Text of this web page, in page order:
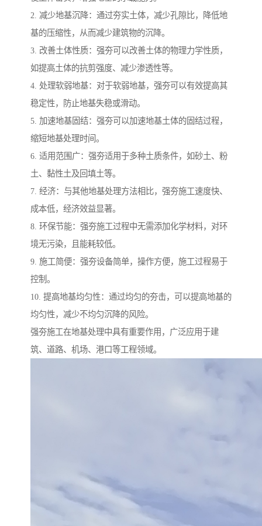
2. 减少地基沉降：通过夯实土体，减少孔隙比，降低地
基的压缩性，从而减少建筑物的沉降。
3. 改善土体性质：强夯可以改善土体的物理力学性质，
如提高土体的抗剪强度、减少渗透性等。
4. 处理软弱地基：对于软弱地基，强夯可以有效提高其
稳定性，防止地基失稳或滑动。
5. 加速地基固结：强夯可以加速地基土体的固结过程，
缩短地基处理时间。
6. 适用范围广：强夯适用于多种土质条件，如砂土、粉
土、黏性土及回填土等。
7. 经济：与其他地基处理方法相比，强夯施工速度快、
成本低，经济效益显著。
8. 环保节能：强夯施工过程中无需添加化学材料，对环
境无污染，且能耗较低。
9. 施工简便：强夯设备简单，操作方便，施工过程易于
控制。
10. 提高地基均匀性：通过均匀的夯击，可以提高地基的
均匀性，减少不均匀沉降的风险。
强夯施工在地基处理中具有重要作用，广泛应用于建
筑、道路、机场、港口等工程领域。